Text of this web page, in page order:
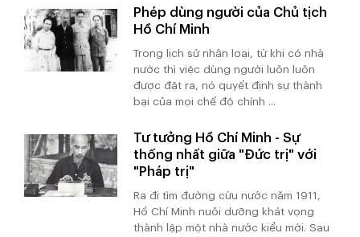
Phép dùng người của Chủ tịch
Hồ Chí Minh
Trong lịch sử nhân loại, từ khi có nhà
nước thì việc dùng người luôn luôn
được đặt ra, nó quyết định sự thành
bại của mọi chế độ chính ...
Tư tưởng Hồ Chí Minh - Sự
thống nhất giữa "Đức trị" với
"Pháp trị"
Ra đi tìm đường cứu nước năm 1911,
Hồ Chí Minh nuôi dưỡng khát vọng
thành lập một nhà nước kiểu mới. Sau